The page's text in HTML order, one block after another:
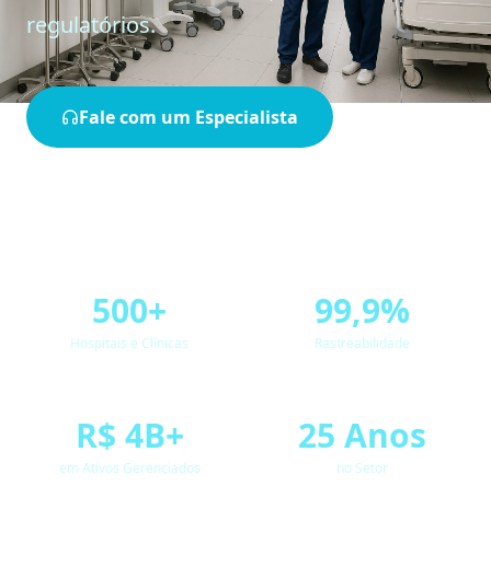
regulatórios.
Fale com um Especialista
500+
Hospitais e Clínicas
99,9%
Rastreabilidade
R$ 4B+
em Ativos Gerenciados
25 Anos
no Setor